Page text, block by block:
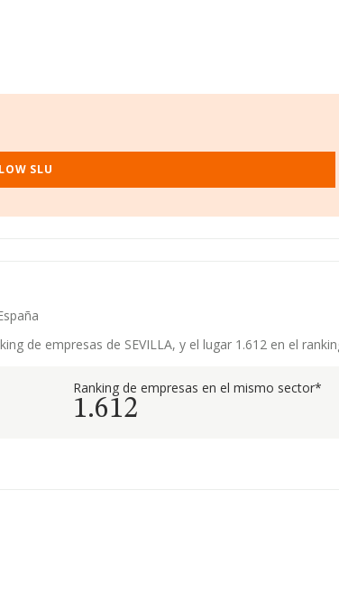
SLU
de empresas de SEVILLA, y el lugar 1.612 en el
Ranking de empresas en el mismo sector*
1.612